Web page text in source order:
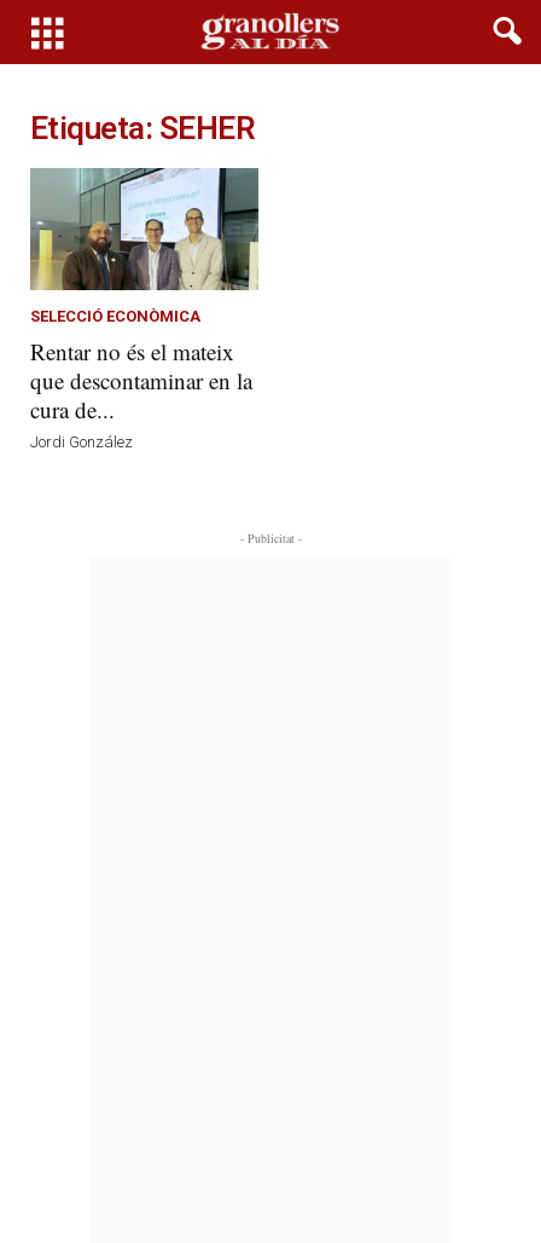
Etiqueta: SEHER
SELECCIÓ ECONÒMICA
Rentar no és el mateix
que descontaminar en la
cura de...
Jordi González
- Publicitat -